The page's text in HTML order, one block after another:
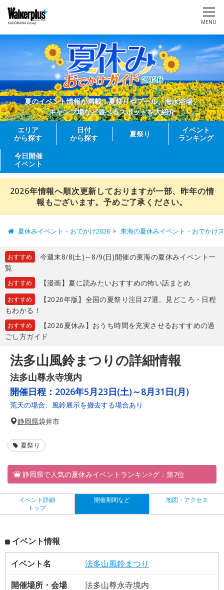
MENU
夏のイベント情報が満載！夏祭りやプール、海水浴場、
キャンプ場など遊べるスポットを大紹介
エリア
から探す
日付
から探す
夏祭り
イベント
ランキング
今日開催
イベント
2026年情報へ順次更新しておりますが一部、昨年の情
報もございます。予めご了承ください。
夏休みイベント・おでかけ2026 東海の夏休みイベント・おでかけ
おすすめ
今週末8/8(土)～8/9(日)開催の東海の夏休みイベント一
覧
おすすめ 【漫画】夏に読みたいおすすめの怖い話まとめ
おすすめ
【2026年版】全国の夏祭り注目27選。見どころ・日程
もわかる！
おすすめ
【2026夏休み】おうち時間を充実させるおすすめの過
ごし方ガイド
法多山風鈴まつりの詳細情報
法多山尊永寺境内
開催日程： 2026年5月23日(土)～8月31日(月)
荒天の場合、風鈴展示を撤去する場合あり
静岡県袋井市
夏祭り
静岡県で人気の夏休みイベントランキン>グ：第7位
イベント詳細
トップ
開催期間など 地図・アクセス
イベント情報
イベント名
法多山風鈴まつり
開催場所・会場
法多山尊永寺境内